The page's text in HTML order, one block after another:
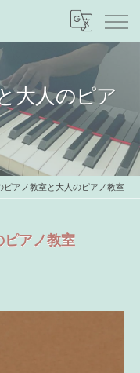
大人のピア
ピアノ教室と大人のピアノ教室
ピアノ教室